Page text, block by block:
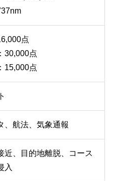
点
30,000点
15,000点
、航法、気象通報
近、目的地離脱、コース
入